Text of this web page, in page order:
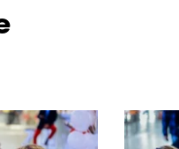
w poziomie. Użyj